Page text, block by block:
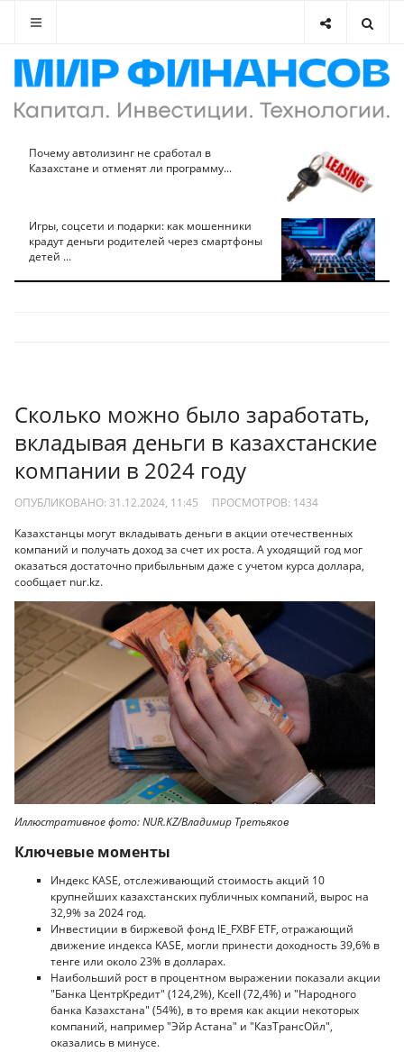
Почему автолизинг не сработал в
Казахстане и отменят ли программу...
Игры, соцсети и подарки: как мошенники
крадут деньги родителей через смартфоны
детей ...
Сколько можно было заработать,
вкладывая деньги в казахстанские
компании в 2024 году
ОПУБЛИКОВАНО: 31.12.2024, 11:45 ПРОСМОТРОВ: 1434
Казахстанцы могут вкладывать деньги в акции отечественных
компаний и получать доход за счет их роста. А уходящий год мог
оказаться достаточно прибыльным даже с учетом курса доллара,
сообщает nur.kz.
Иллюстративное фото: NUR.KZ/Владимир Третьяков
Ключевые моменты
Индекс KASE, отслеживающий стоимость акций 10
крупнейших казахстанских публичных компаний, вырос на
32,9% за 2024 год.
Инвестиции в биржевой фонд IE_FXBF ETF, отражающий
движение индекса KASE, могли принести доходность 39,6% в
тенге или около 23% в долларах.
Наибольший рост в процентном выражении показали акции
"Банка ЦентрКредит" (124,2%), Kcell (72,4%) и "Народного
банка Казахстана" (54%), в то время как акции некоторых
компаний, например "Эйр Астана" и "КазТрансОйл",
оказались в минусе.